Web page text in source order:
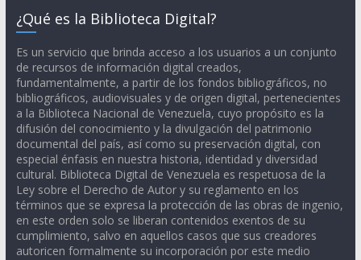
¿Qué es la Biblioteca Digital?
Es un servicio que brinda acceso a los usuarios a un conjunto
de recursos de información digital creados,
fundamentalmente, a partir de los fondos bibliográficos, no
bibliográficos, audiovisuales y de origen digital, pertenecientes
a la Biblioteca Nacional de Venezuela, cuyo propósito es la
difusión del conocimiento y la divulgación del patrimonio
documental del país, así como su preservación digital, con
especial énfasis en nuestra historia, identidad y diversidad
cultural. Biblioteca Digital de Venezuela es respetuosa de la
Ley sobre el Derecho de Autor y su reglamento en los
términos que se expresa la protección de las obras de ingenio,
en este orden solo se liberan contenidos exentos de su
cumplimiento, salvo en aquellos casos que sus creadores
autoricen formalmente su incorporación por este medio